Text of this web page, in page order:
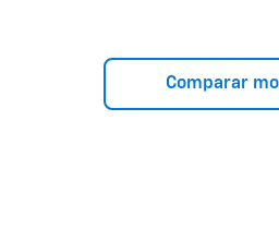
Comparar